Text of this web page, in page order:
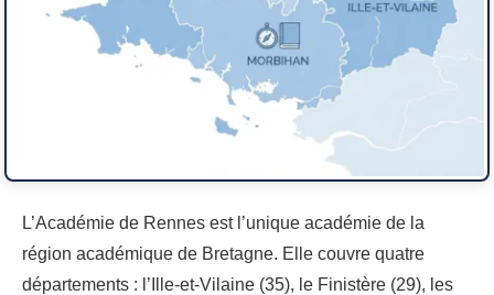
L’Académie de Rennes est l’unique académie de la
région académique de Bretagne. Elle couvre quatre
départements : l’Ille-et-Vilaine (35), le Finistère (29), les